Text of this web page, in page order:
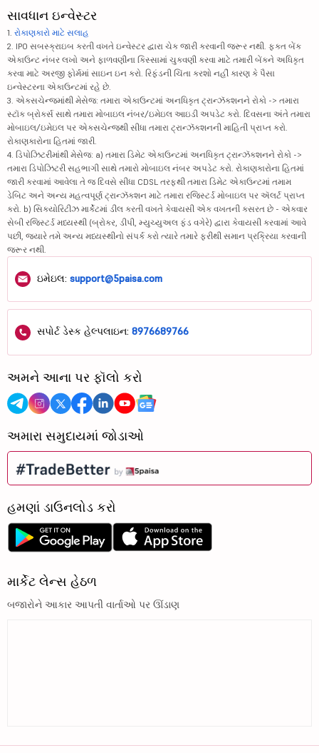
સાવધાન ઇન્વેસ્ટર
1. રોકાણકારો માટે સલાહ
2. IPO સબસ્ક્રાઇબ કરતી વખતે ઇન્વેસ્ટર દ્વારા ચેક જારી કરવાની જરૂર નથી. ફક્ત બેંક
એકાઉન્ટ નંબર લખો અને ફાળવણીના કિસ્સામાં ચુકવણી કરવા માટે તમારી બેંકને અધિકૃત
કરવા માટે અરજી ફોર્મમાં સાઇન ઇન કરો. રિફંડની ચિંતા કરશો નહીં કારણ કે પૈસા
ઇન્વેસ્ટરના એકાઉન્ટમાં રહે છે.
3. એક્સચેન્જમાંથી મેસેજ: તમારા એકાઉન્ટમાં અનધિકૃત ટ્રાન્ઝૅક્શનને રોકો -> તમારા
સ્ટૉક બ્રોકર્સ સાથે તમારા મોબાઇલ નંબર/ઇમેઇલ આઇડી અપડેટ કરો. દિવસના અંતે તમારા
મોબાઇલ/ઇમેઇલ પર એક્સચેન્જથી સીધા તમારા ટ્રાન્ઝૅક્શનની માહિતી પ્રાપ્ત કરો.
રોકાણકારોના હિતમાં જારી.
4. ડિપોઝિટરીમાંથી મેસેજ: a) તમારા ડિમેટ એકાઉન્ટમાં અનધિકૃત ટ્રાન્ઝૅક્શનને રોકો ->
તમારા ડિપોઝિટરી સહભાગી સાથે તમારો મોબાઇલ નંબર અપડેટ કરો. રોકાણકારોના હિતમાં
જારી કરવામાં આવેલા તે જ દિવસે સીધા CDSL તરફથી તમારા ડિમેટ એકાઉન્ટમાં તમામ
ડેબિટ અને અન્ય મહત્વપૂર્ણ ટ્રાન્ઝૅક્શન માટે તમારા રજિસ્ટર્ડ મોબાઇલ પર ઍલર્ટ પ્રાપ્ત
કરો. b) સિક્યોરિટીઝ માર્કેટમાં ડીલ કરતી વખતે કેવાયસી એક વખતની કસરત છે - એકવાર
સેબી રજિસ્ટર્ડ મધ્યસ્થી (બ્રોકર, ડીપી, મ્યુચ્યુઅલ ફંડ વગેરે) દ્વારા કેવાયસી કરવામાં આવે
પછી, જ્યારે તમે અન્ય મધ્યસ્થીનો સંપર્ક કરો ત્યારે તમારે ફરીથી સમાન પ્રક્રિયા કરવાની
જરૂર નથી.
ઇમેઇલ: support@5paisa.com
સપોર્ટ ડેસ્ક હેલ્પલાઇન: 8976689766
અમને આના પર ફૉલો કરો
અમારા સમુદાયમાં જોડાઓ
હમણાં ડાઉનલોડ કરો
માર્કેટ લેન્સ હેઠળ
બજારોને આકાર આપતી વાર્તાઓ પર ઊંડાણ